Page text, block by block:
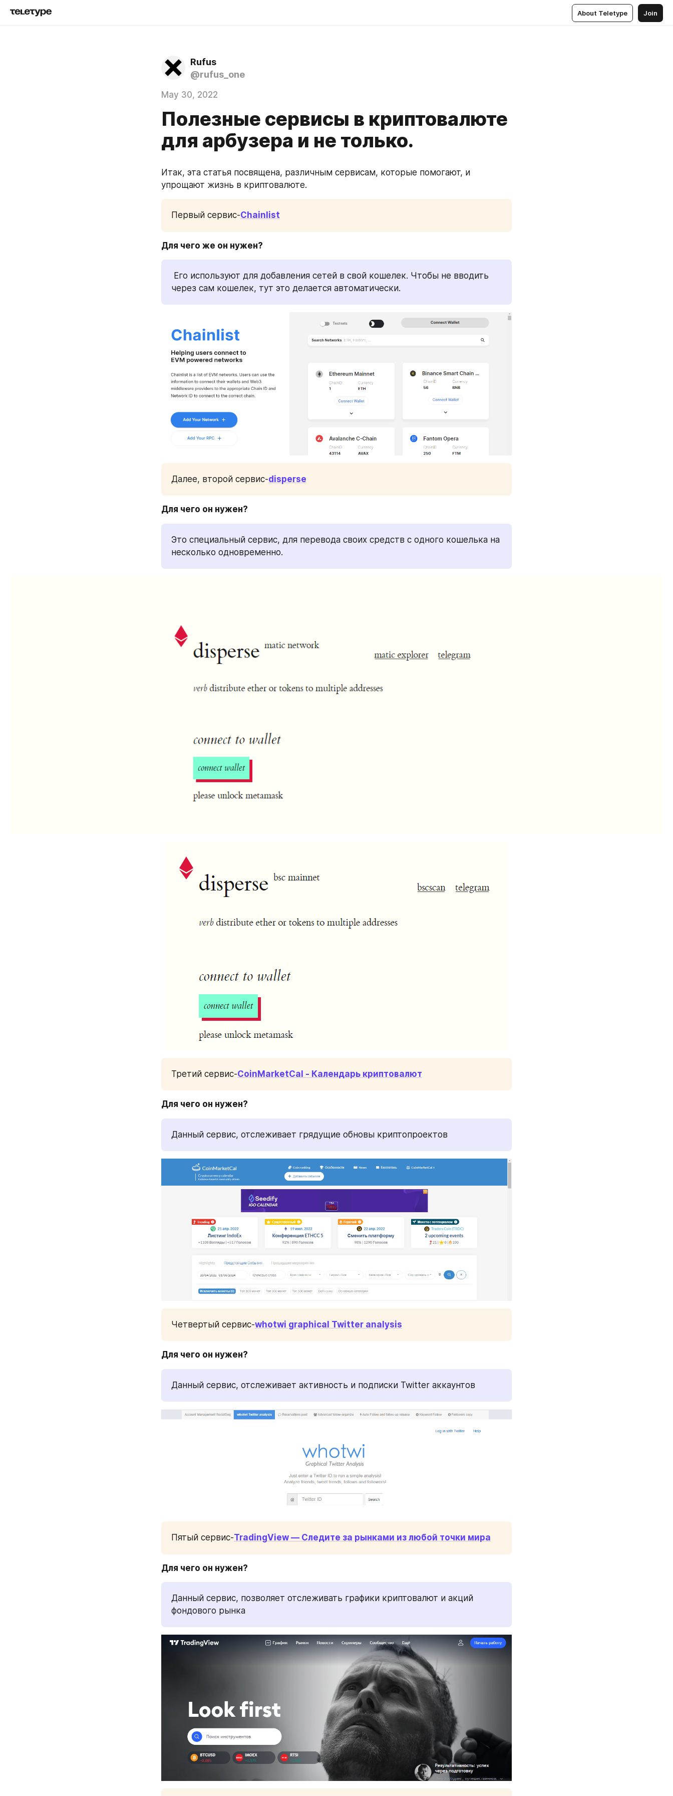
About Teletype Join
Rufus
@rufus_one
May 30, 2022
Полезные сервисы в криптовалюте
для арбузера и не только.
Итак, эта статья посвящена, различным сервисам, которые помогают, и
упрощают жизнь в криптовалюте.
Первый сервис-Chainlist
Для чего же он нужен?
через сам кошелек, тут это делается автоматически.
Далее, второй сервис-disperse
Для чего он нужен?
Это специальный сервис, для перевода своих средств с одного кошелька на
несколько одновременно.
Третий сервис-CoinMarketCal - Календарь криптовалют
Для чего он нужен?
Данный сервис, отслеживает грядущие обновы криптопроектов
Четвертый сервис-whotwi graphical Twitter analysis
Для чего он нужен?
Данный сервис, отслеживает активность и подписки Twitter аккаунтов
Пятый сервис-TradingView — Следите за рынками из любой точки мира
Для чего он нужен?
Данный сервис, позволяет отслеживать графики криптовалют и акций
фондового рынка